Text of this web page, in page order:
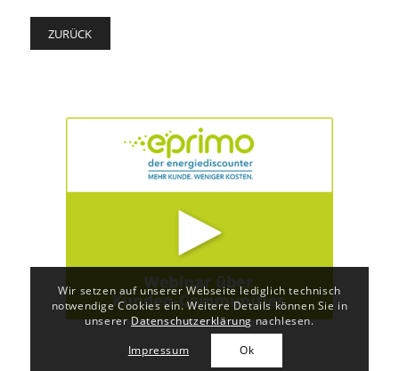
ZURÜCK
Wir setzen auf unserer Webseite lediglich technisch
notwendige Cookies ein. Weitere Details können Sie in
unsererDatenschutzerklärungnachlesen.
Impressum
Ok